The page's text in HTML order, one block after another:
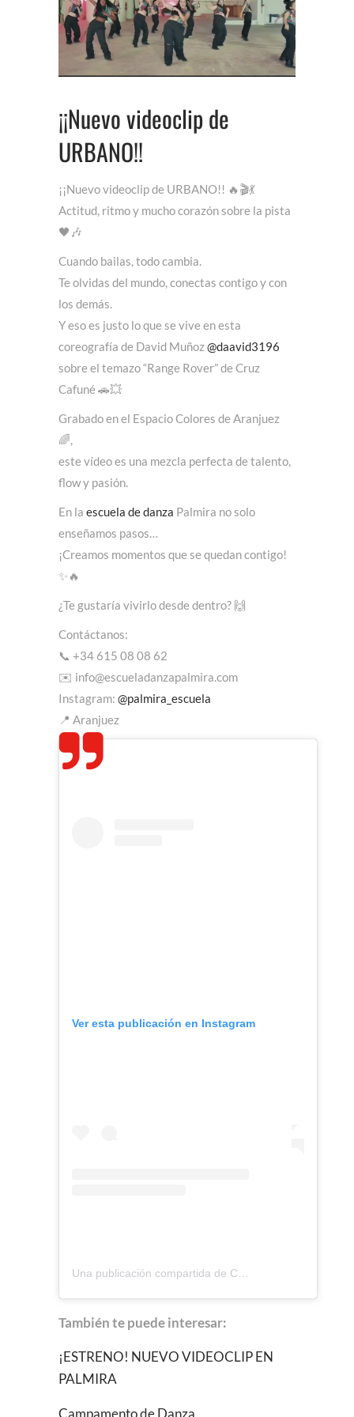
¡¡Nuevo videoclip de
URBANO!!
¡¡Nuevo videoclip de URBANO!! 🔥🎬💃
Actitud, ritmo y mucho corazón sobre la pista
🖤🎶
Cuando bailas, todo cambia.
Te olvidas del mundo, conectas contigo y con
los demás.
Y eso es justo lo que se vive en esta
coreografía de David Muñoz@daavid3196
sobre el temazo “Range Rover” de Cruz
Cafuné 🚗💥
Grabado en el Espacio Colores de Aranjuez
🌈,
este vídeo es una mezcla perfecta de talento,
flow y pasión.
En la escuela de danza Palmira no solo
enseñamos pasos…
¡Creamos momentos que se quedan contigo!
✨🔥
¿Te gustaría vivirlo desde dentro? 🙌
Contáctanos:
📞 +34 615 08 08 62
✉️ info@escueladanzapalmira.com
Instagram: @palmira_escuela
📍 Aranjuez
Ver esta publicación en Instagram
También te puede interesar:
¡ESTRENO! NUEVO VIDEOCLIP EN
PALMIRA
Campamento de Danza